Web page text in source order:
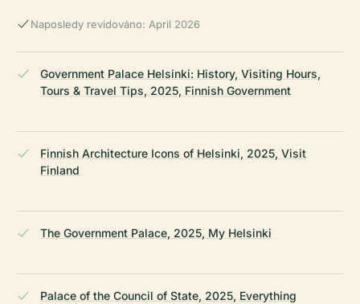
Naposledy revidováno: April 2026
Government Palace Helsinki: History, Visiting Hours,
Tours & Travel Tips, 2025, Finnish Government
Finnish Architecture Icons of Helsinki, 2025, Visit
Finland
The Government Palace, 2025, My Helsinki
Palace of the Council of State, 2025, Everything